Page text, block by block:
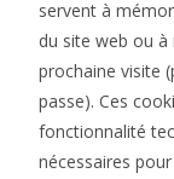
servent à
du site web ou
prochaine visite
passe). Ces
fonctionnalité
nécessaires